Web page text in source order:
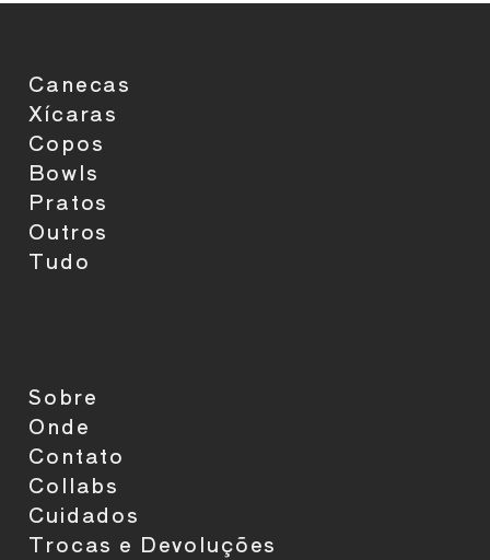
Sobre
Onde
Contato
Collabs
Cuidados
Trocas e Devoluções
Canecas
Xícaras
Copos
Bowls
Pratos
Outros
Tudo